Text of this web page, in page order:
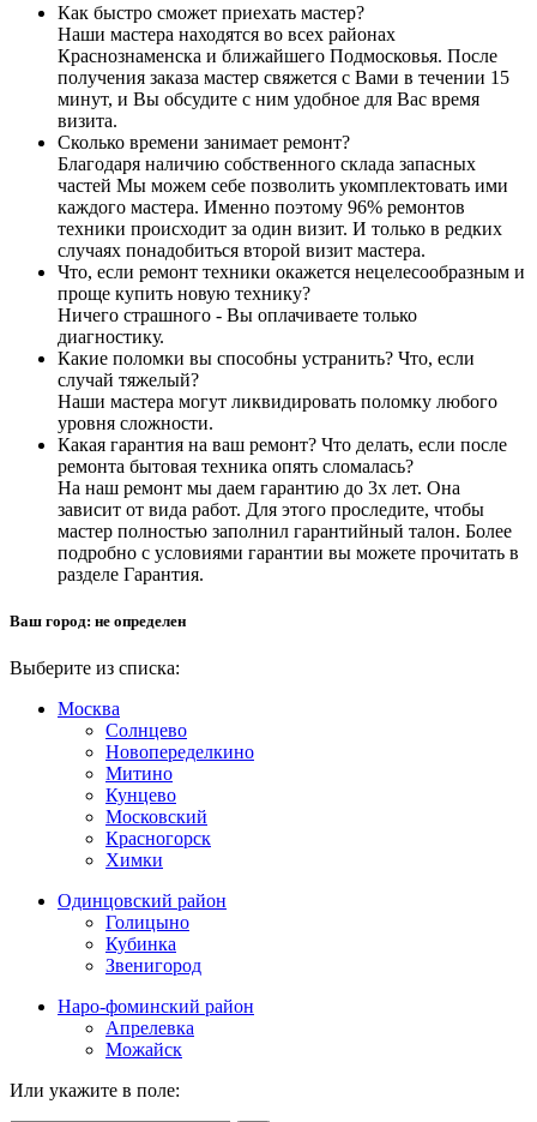
Как быстро сможет приехать мастер?
Наши мастера находятся во всех районах
Краснознаменска и ближайшего Подмосковья. После
получения заказа мастер свяжется с Вами в течении 15
минут, и Вы обсудите с ним удобное для Вас время
визита.
Сколько времени занимает ремонт?
Благодаря наличию собственного склада запасных
частей Мы можем себе позволить укомплектовать ими
каждого мастера. Именно поэтому 96% ремонтов
техники происходит за один визит. И только в редких
случаях понадобиться второй визит мастера.
Что, если ремонт техники окажется нецелесообразным и
проще купить новую технику?
Ничего страшного - Вы оплачиваете только
диагностику.
Какие поломки вы способны устранить? Что, если
случай тяжелый?
Наши мастера могут ликвидировать поломку любого
уровня сложности.
Какая гарантия на ваш ремонт? Что делать, если после
ремонта бытовая техника опять сломалась?
На наш ремонт мы даем гарантию до 3х лет. Она
зависит от вида работ. Для этого проследите, чтобы
мастер полностью заполнил гарантийный талон. Более
подробно с условиями гарантии вы можете прочитать в
разделе Гарантия.
Ваш город: не определен
Выберите из списка:
Москва
Солнцево
Новопеределкино
Митино
Кунцево
Московский
Красногорск
Химки
Одинцовский район
Голицыно
Кубинка
Звенигород
Наро-фоминский район
Апрелевка
Можайск
Или укажите в поле: